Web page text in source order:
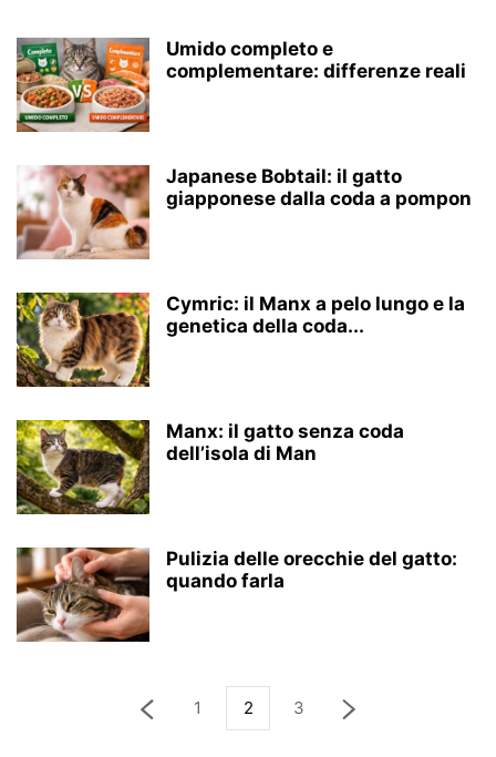
Umido completo e
complementare: differenze reali
Japanese Bobtail: il gatto
giapponese dalla coda a pompon
Cymric: il Manx a pelo lungo e la
genetica della coda...
Manx: il gatto senza coda
dell’isola di Man
Pulizia delle orecchie del gatto:
quando farla
1 2 3